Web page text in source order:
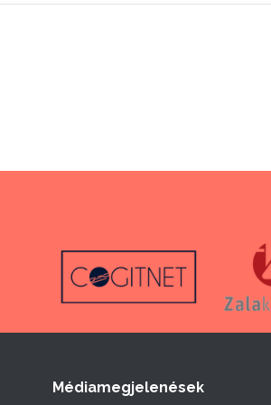
Médiamegjelenések